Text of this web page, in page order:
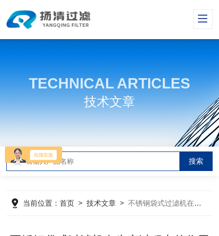
TECHNICAL ARTICLES
技术文章
当前位置：首页 >技术文章 >不锈钢袋式过滤机在生产过程中的作用